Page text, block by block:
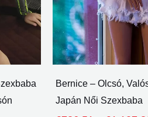
lehetőségeket
termékoldalon
lehet
választani
Bernice – Olcsó,
Japán Női Szexbaba